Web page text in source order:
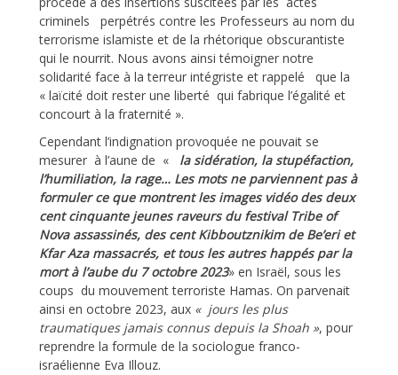
criminels perpétrés contre les Professeurs au nom du
terrorisme islamiste et de la rhétorique obscurantiste
qui le nourrit. Nous avons ainsi témoigner notre
solidarité face à la terreur intégriste et rappelé que la
« laïcité doit rester une liberté qui fabrique l’égalité et
concourt à la fraternité ».
Cependant l’indignation provoquée ne pouvait se
mesurer à l’aune de « la sidération, la stupéfaction,
l’humiliation, la rage… Les mots ne parviennent pas à
formuler ce que montrent les images vidéo des deux
cent cinquante jeunes raveurs du festival Tribe of
Nova assassinés, des cent Kibboutznikim de Be’eri et
Kfar Aza massacrés, et tous les autres happés par la
mort à l’aube du 7 octobre 2023» en Israël, sous les
coups du mouvement terroriste Hamas. On parvenait
ainsi en octobre 2023, aux « jours les plus
traumatiques jamais connus depuis la Shoah », pour
reprendre la formule de la sociologue franco-
israélienne Eva Illouz.